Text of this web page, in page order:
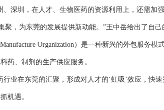
圳，在人才、生物医药的资源利用上，还需加强
，为东莞的发展提供新动能。”王中岳给出了自己
Organization）是一种新兴的外包服务模
药、制剂的生产供应服务。
在东莞的汇聚，形成对人才的‘虹吸’效应，快
机遇。